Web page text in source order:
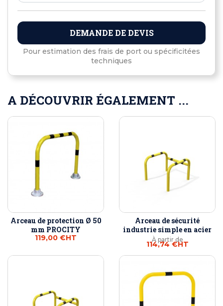
DEMANDE DE DEVIS
Pour estimation des frais de port ou spécificitées
techniques
A DÉCOUVRIR ÉGALEMENT ...
Arceau de protection Ø 50
mm PROCITY
119,00 €HT
Arceau de sécurité
industrie simple en acier
À partir de
114,74 €HT